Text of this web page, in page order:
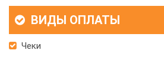
ВИДЫ ОПЛАТЫ
Чеки